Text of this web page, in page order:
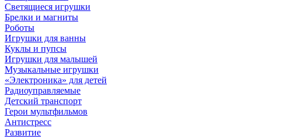
Светящиеся игрушки
Брелки и магниты
Роботы
Игрушки для ванны
Куклы и пупсы
Игрушки для малышей
Музыкальные игрушки
«Электроника» для детей
Радиоуправляемые
Детский транспорт
Герои мультфильмов
Антистресс
Развитие